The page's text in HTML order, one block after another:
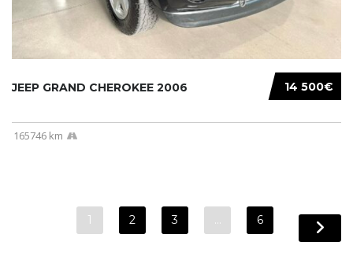
14 500€
JEEP GRAND CHEROKEE 2006
165746 km
1 2 3 … 6